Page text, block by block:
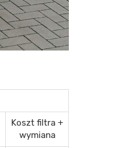
Koszt filtra +
wymiana